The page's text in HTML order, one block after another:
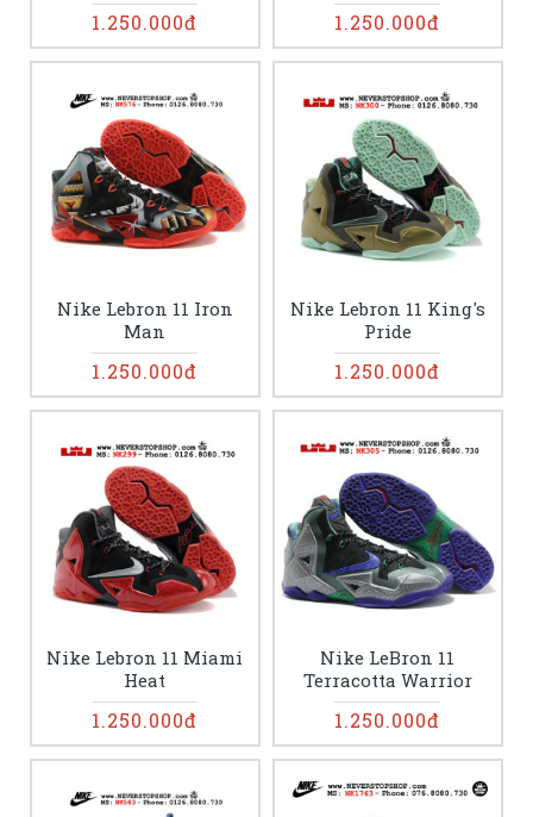
1.250.000đ 1.250.000đ
Nike Lebron 11 Iron
Man
1.250.000đ
Nike Lebron 11 King's
Pride
1.250.000đ
Nike Lebron 11 Miami
Heat
1.250.000đ
Nike LeBron 11
Terracotta Warrior
1.250.000đ